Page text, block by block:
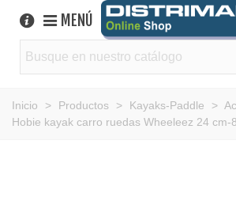
MENÚ
Inicio > Productos > Kayaks-Paddle >
Hobie kayak carro ruedas Wheeleez 24 cm-